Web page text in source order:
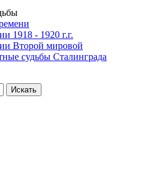
1918 - 1920 г.г.
Второй мировой
судьбы Сталинграда